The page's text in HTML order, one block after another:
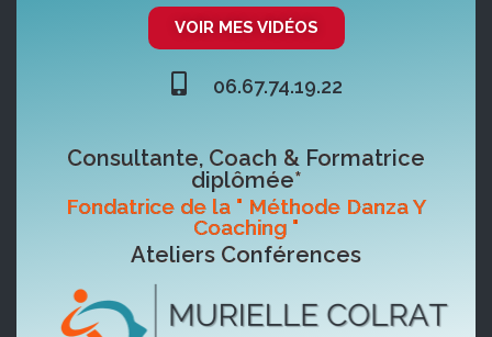
Consultante, Coach & Formatrice
diplômée*
Fondatrice de la " Méthode Danza Y
Coaching "
Ateliers Conférences
VOIR MES VIDÉOS
06.67.74.19.22